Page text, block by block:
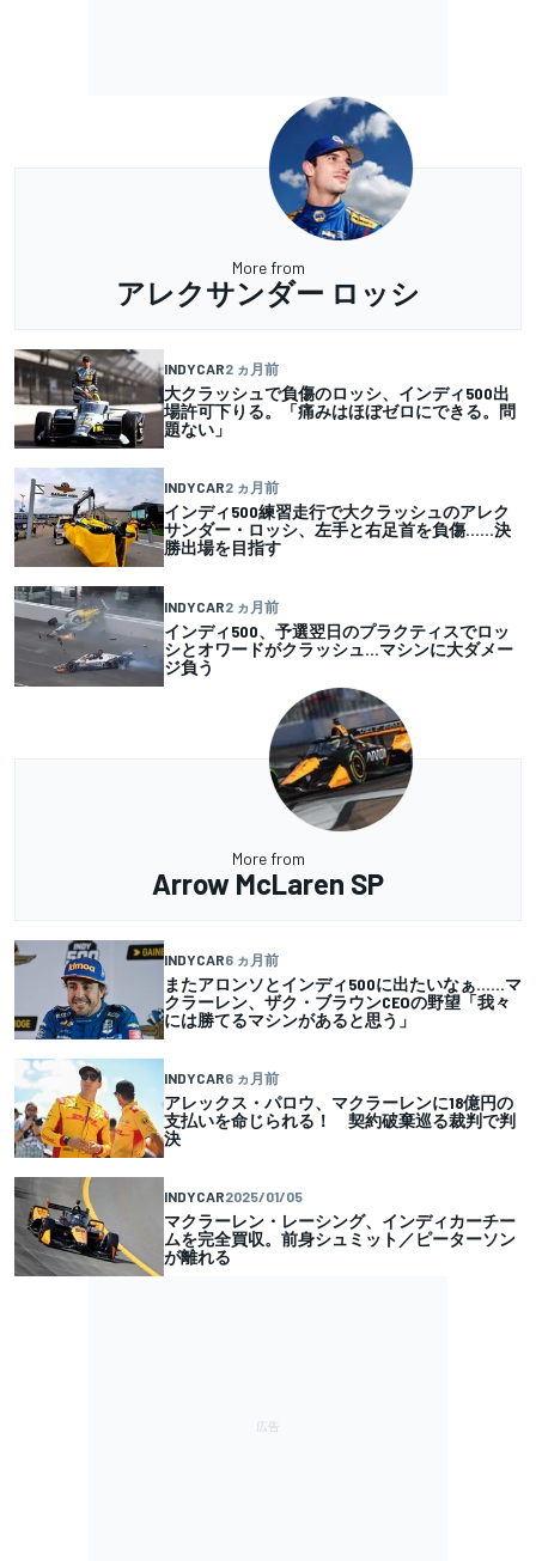
More from
アレクサンダー ロッシ
INDYCAR2 ヵ月前
大クラッシュで負傷のロッシ、インディ500出
場許可下りる。「痛みはほぼゼロにできる。問
題ない」
INDYCAR2 ヵ月前
インディ500練習走行で大クラッシュのアレク
サンダー・ロッシ、左手と右足首を負傷……決
勝出場を目指す
INDYCAR2 ヵ月前
インディ500、予選翌日のプラクティスでロッ
シとオワードがクラッシュ…マシンに大ダメー
ジ負う
More from
Arrow McLaren SP
INDYCAR6 ヵ月前
またアロンソとインディ500に出たいなぁ……マ
クラーレン、ザク・ブラウンCEOの野望「我々
には勝てるマシンがあると思う」
INDYCAR6 ヵ月前
アレックス・パロウ、マクラーレンに18億円の
支払いを命じられる！ 契約破棄巡る裁判で判
決
INDYCAR2025/01/05
マクラーレン・レーシング、インディカーチー
ムを完全買収。前身シュミット／ピーターソン
が離れる